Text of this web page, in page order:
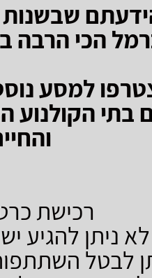
הכי הרבה
למסע
בתי הקולנוע
רכישת
לא ניתן להגיע
השתתפות עד 48 שעות